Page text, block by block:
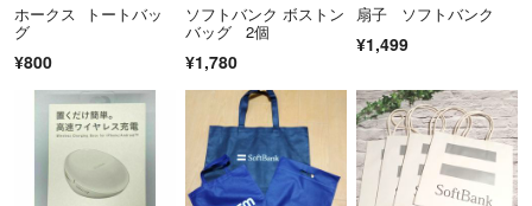
ホークス トートバッ
グ
¥800
ソフトバンク ボストン
バッグ 2個
¥1,780
扇子 ソフトバンク
¥1,499